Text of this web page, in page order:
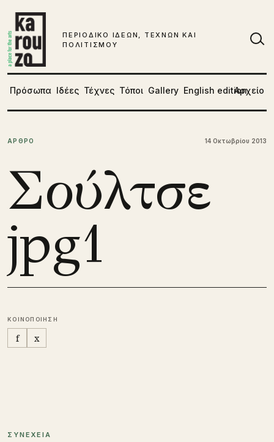
ΠΕΡΙΟΔΙΚΟ ΙΔΕΩΝ, ΤΕΧΝΩΝ ΚΑΙ
ΠΟΛΙΤΙΣΜΟΥ
Πρόσωπα Ιδέες Τέχνες Τόποι Gallery English editionΑρχείο
ΑΡΘΡΟ 14 Οκτωβρίου 2013
Σούλτσε
jpg1
ΚΟΙΝΟΠΟΙΗΣΗ
f x
ΣΥΝΕΧΕΙΑ